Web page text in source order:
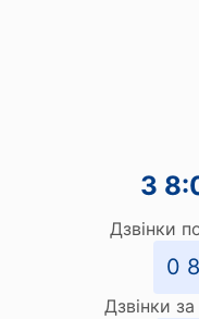
З
Дзвінки
0
Дзвінки